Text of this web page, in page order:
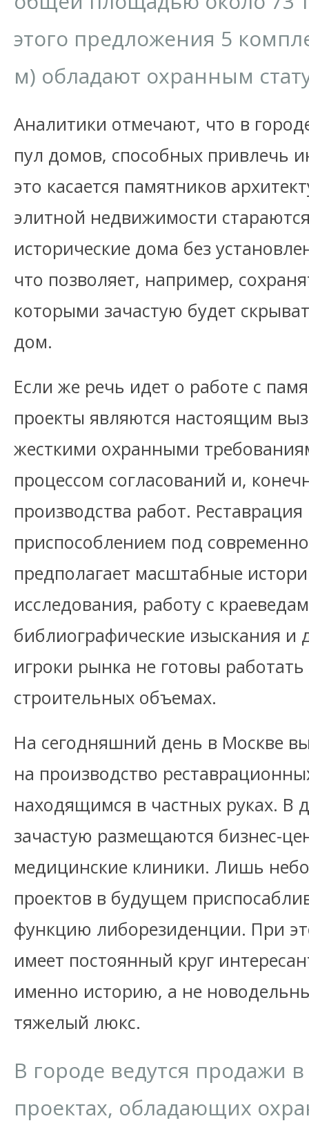
этого предложения 5
м) обладают охранным
Аналитики отмечают, что в
пул домов, способных привлечь
это касается памятников
элитной недвижимости
исторические дома без
что позволяет, например,
которыми зачастую будет
дом.
Если же речь идет о работе с
проекты являются настоящим
жесткими охранными
процессом согласований и,
производства работ.
приспособлением под
предполагает масштабные
исследования, работу с
библиографические изыскания и
игроки рынка не готовы
строительных объемах.
На сегодняшний день в Москве
на производство
находящимся в частных руках. В
зачастую размещаются бизнес-
медицинские клиники. Лишь
проектов в будущем
функцию либорезиденции. При
имеет постоянный круг
именно историю, а не
тяжелый люкс.
В городе ведутся продажи
проектах, обладающих